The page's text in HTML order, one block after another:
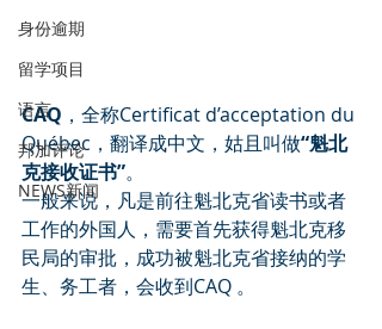
身份逾期
留学项目
语言
邦加评论
NEWS新闻
CAQ ，全称Certificat d’acceptation du
Québec，翻译成中文，姑且叫做“魁北
克接收证书”。
一般来说，凡是前往魁北克省读书或者
工作的外国人，需要首先获得魁北克移
民局的审批，成功被魁北克省接纳的学
生、务工者，会收到CAQ 。